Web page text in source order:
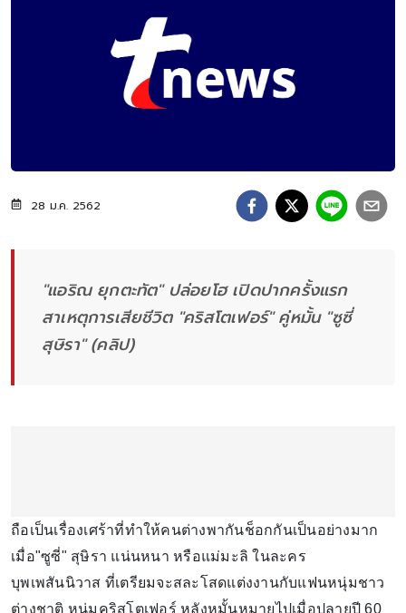
28 ม.ค. 2562
"แอริณ ยุกตะทัต" ปล่อยโฮ เปิดปากครั้งแรก
สาเหตุการเสียชีวิต "คริสโตเฟอร์" คู่หมั้น "ซูซี่
สุษิรา" (คลิป)
ถือเป็นเรื่องเศร้าที่ทำให้คนต่างพากันช็อกกันเป็นอย่างมาก
เมื่อ"ซูซี่" สุษิรา แน่นหนา หรือแม่มะลิ ในละคร
บุพเพสันนิวาส ที่เตรียมจะสละโสดแต่งงานกับแฟนหนุ่มชาว
ต่างชาติ หนุ่มคริสโตเฟอร์ หลังหมั้นหมายไปเมื่อปลายปี 60